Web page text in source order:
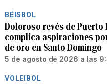
BÉISBOL
Doloroso revés de Puerto
complica aspiraciones
de oro en Santo Domingo
5 de agosto de 2026 a las
VOLEIBOL